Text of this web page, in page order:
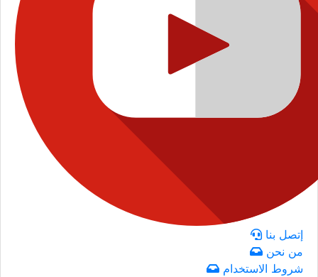
إتصل بنا
من نحن
شروط الاستخدام